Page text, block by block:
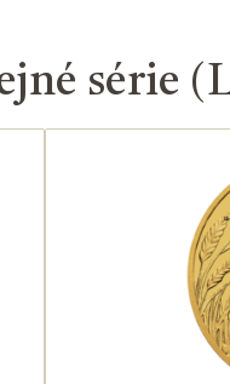
série